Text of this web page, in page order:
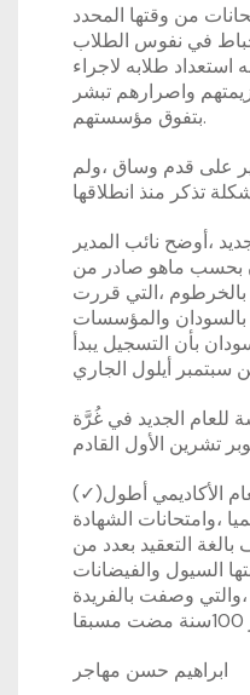
من وقتها المحدد
طلابه لاجراء
واصرارهم تبشر
بتفوق مؤسستهم.
على قدم وساق ،ولم
،أوضح نائب المدير
بحسب ماهو صادر من
بالخرطوم ،التي قررت
بالسودان والمؤسسات
بأن التسجيل يبدأ
للعام الجديد في غُرَّة
(✓)تجدر الإشارة على أن هذا العام الأكاديمي أطول
،وامتحانات الشهادة
التعقيد بعدد من
السيول والفيضانات
وصفت بالفريدة
ابراهيم حسن مهاجر